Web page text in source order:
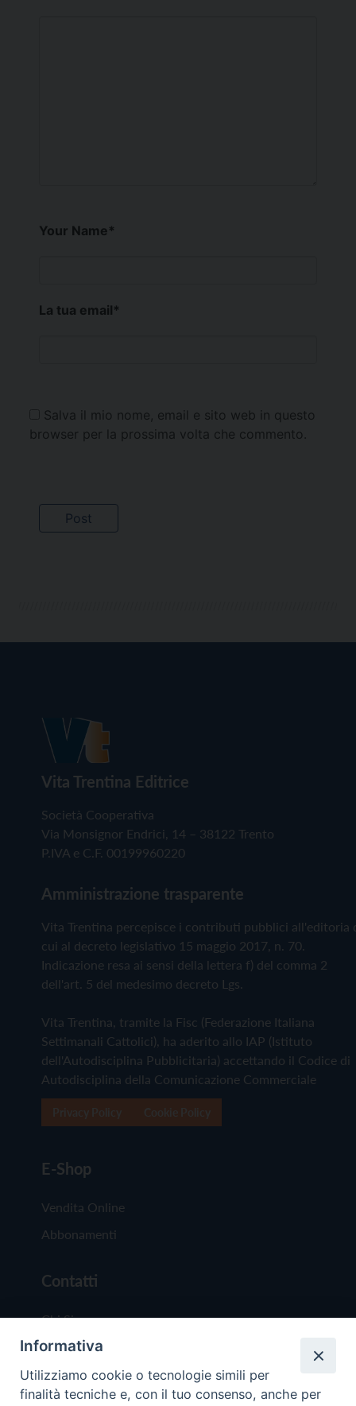
Your Name*
La tua email*
Salva il mio nome, email e sito web in questo
browser per la prossima volta che commento.
Vita Trentina Editrice
Società Cooperativa
Via Monsignor Endrici, 14 – 38122 Trento
P.IVA e C.F. 00199960220
Amministrazione trasparente
Vita Trentina percepisce i contributi pubblici all'editoria
cui al decreto legislativo 15 maggio 2017, n. 70.
Indicazione resa ai sensi della lettera f) del comma 2
dell'art. 5 del medesimo decreto Lgs.
Vita Trentina, tramite la Fisc (Federazione Italiana
Settimanali Cattolici), ha aderito allo IAP (Istituto
dell'Autodisciplina Pubblicitaria) accettando il Codice di
Autodisciplina della Comunicazione Commerciale
E-Shop
Vendita Online
Abbonamenti
Contatti
Chi Siamo
Redazione
Scrivici
Informativa
Utilizziamo cookie o tecnologie simili per
finalità tecniche e, con il tuo consenso, anche per